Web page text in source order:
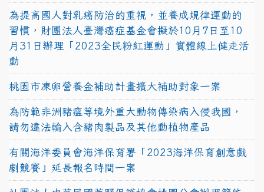
為提高國人對乳癌防治的重視，並養成規律運動的
習慣，財團法人臺灣癌症基金會擬於10月7日至10
月31日辦理「2023全民粉紅運動」實體線上健走活
動
桃園市凍卵營養金補助計畫擴大補助對象一案
為防範非洲豬瘟等境外重大動物傳染病入侵我國，
請勿違法輸入含豬肉製品及其他動植物產品
有關海洋委員會海洋保育署「2023海洋保育創意戲
劇競賽」延長報名時間一案